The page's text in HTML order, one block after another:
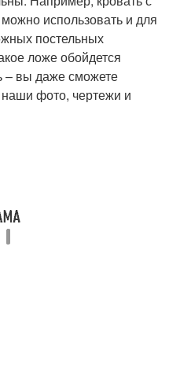
использовать и для
постельных
ложе обойдется
– вы даже сможете
фото, чертежи и